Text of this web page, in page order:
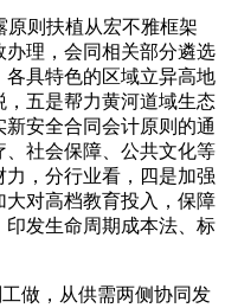
则扶植从宏不雅框架
理，会同相关部分遴选
具特色的区域立异高地
五是帮力黄河道域生态
安全合同会计原则的通
社会保障、公共文化等
，分行业看，四是加强
对高档教育投入，保障
发生命周期成本法、标
做，从供需两侧协同发